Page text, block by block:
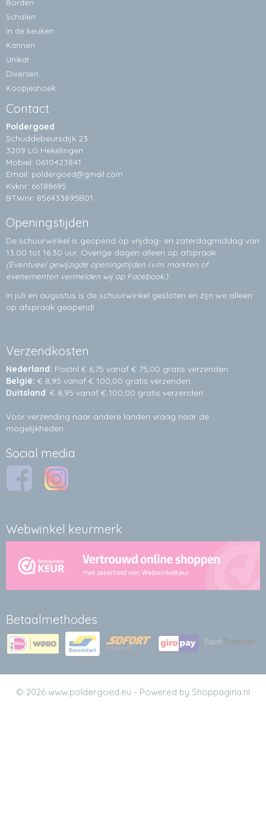
Borden
Schalen
In de keuken
Kannen
Unikat
Diversen
Koopjeshoek
Contact
Poldergoed
Schuddebeursdijk 23
3209 LG Hekelingen
Mobiel: 0610423841
Email: poldergoed@gmail.com
Kvknr: 66188695
BTWnr: 856433895B01
Openingstijden
De schuurwinkel is geopend op vrijdag- en zaterdagmiddag van
13.00 tot 16.30 uur. Overige dagen alleen op afspraak.
(Eventueel gewijzigde openingstijden i.v.m. markten of
evenementen vermelden wij op Facebook.)
In juli en augustus is de schuurwinkel gesloten en zijn we alleen
op afspraak geopend!
Verzendkosten
Nederland: Postnl € 6,75 vanaf € 75,00 gratis verzenden.
België: € 8,95 vanaf € 100,00 gratis verzenden.
Duitsland: € 8,95 vanaf € 100,00 gratis verzenden.
Voor verzending naar andere landen vraag naar de
mogelijkheden.
Social media
Webwinkel keurmerk
Betaalmethodes
© 2026 www.poldergoed.eu - Powered by Shoppagina.nl